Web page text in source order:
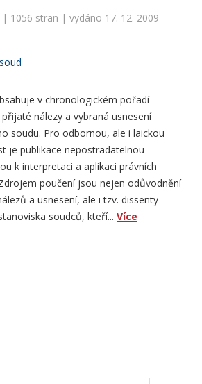
| 1056 stran | vydáno 17. 12. 2009
v chronologickém pořadí
nálezy a vybraná usnesení
soudu. Pro odbornou, ale i laickou
je publikace nepostradatelnou
k interpretaci a aplikaci právních
poučení jsou nejen odůvodnění
a usnesení, ale i tzv. dissenty
soudců, kteří... Více